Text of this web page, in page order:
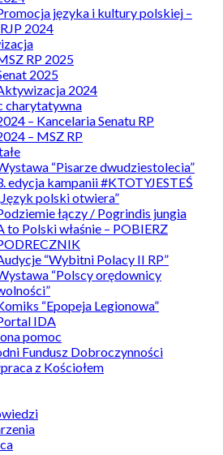
języka i kultury polskiej –
2024
RP 2025
2025
2024
charytatywna
– Kancelaria Senatu RP
– MSZ RP
“Pisarze dwudziestolecia”
edycja kampanii #KTOTYJESTEŚ
polski otwiera”
łączy / Pogrindis jungia
to Polski właśnie – POBIERZ
“Wybitni Polacy II RP”
“Polscy orędownicy
“Epopeja Legionowa”
IDA
pomoc
Fundusz Dobroczynności
z Kościołem